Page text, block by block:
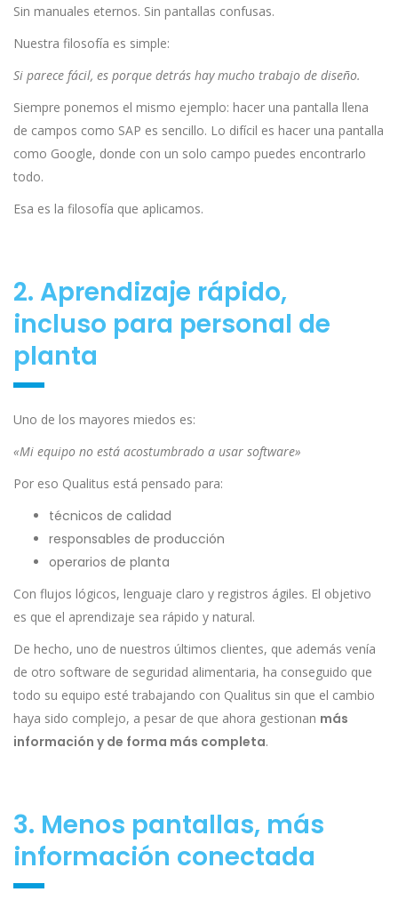
Sin manuales eternos. Sin pantallas confusas.
Nuestra filosofía es simple:
Si parece fácil, es porque detrás hay mucho trabajo de diseño.
Siempre ponemos el mismo ejemplo: hacer una pantalla llena
de campos como SAP es sencillo. Lo difícil es hacer una pantalla
como Google, donde con un solo campo puedes encontrarlo
todo.
Esa es la filosofía que aplicamos.
2. Aprendizaje rápido,
incluso para personal de
planta
Uno de los mayores miedos es:
«Mi equipo no está acostumbrado a usar software»
Por eso Qualitus está pensado para:
técnicos de calidad
responsables de producción
operarios de planta
Con flujos lógicos, lenguaje claro y registros ágiles. El objetivo
es que el aprendizaje sea rápido y natural.
De hecho, uno de nuestros últimos clientes, que además venía
de otro software de seguridad alimentaria, ha conseguido que
todo su equipo esté trabajando con Qualitus sin que el cambio
haya sido complejo, a pesar de que ahora gestionan más
información y de forma más completa.
3. Menos pantallas, más
información conectada